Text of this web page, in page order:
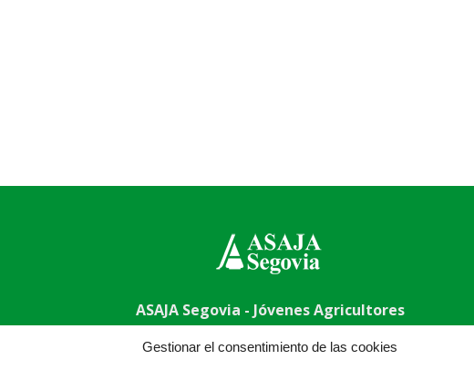
Gestionar el consentimiento de las cookies
ASAJA Segovia - Jóvenes Agricultores